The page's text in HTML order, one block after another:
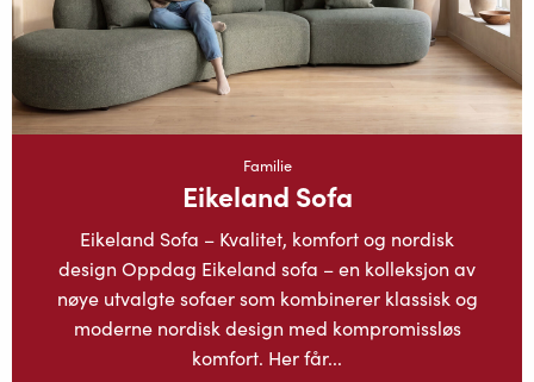
Familie
Eikeland Sofa
Eikeland Sofa – Kvalitet, komfort og nordisk
design Oppdag Eikeland sofa – en kolleksjon av
nøye utvalgte sofaer som kombinerer klassisk og
moderne nordisk design med kompromissløs
komfort. Her får...